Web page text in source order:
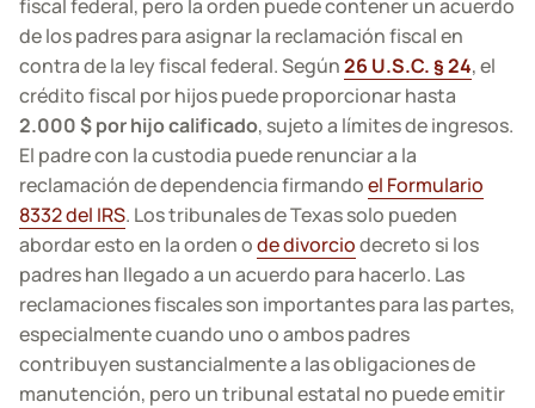
fiscal federal, pero la orden puede contener un acuerdo
de los padres para asignar la reclamación fiscal en
contra de la ley fiscal federal. Según26 U.S.C. § 24, el
crédito fiscal por hijos puede proporcionar hasta
2.000 $ por hijo calificado, sujeto a límites de ingresos.
El padre con la custodia puede renunciar a la
reclamación de dependencia firmandoel Formulario
8332 del IRS. Los tribunales de Texas solo pueden
abordar esto en la orden ode divorciodecreto si los
padres han llegado a un acuerdo para hacerlo. Las
reclamaciones fiscales son importantes para las partes,
especialmente cuando uno o ambos padres
contribuyen sustancialmente a las obligaciones de
manutención, pero un tribunal estatal no puede emitir